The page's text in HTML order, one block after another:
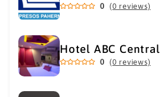
0 (0 reviews)
Hotel ABC Central
0 (0 reviews)